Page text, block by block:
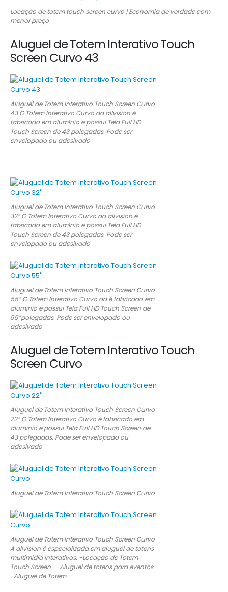
Locação de totem touch screen curvo | Economia de verdade com
menor preço
Aluguel de Totem Interativo Touch
Screen Curvo 43
Aluguel de Totem Interativo Touch Screen Curvo
43 O Totem Interativo Curvo da allvision é
fabricado em alumínio e possui Tela Full HD
Touch Screen de 43 polegadas. Pode ser
envelopado ou adesivado
Aluguel de Totem Interativo Touch Screen Curvo
32” O Totem Interativo Curvo da allvision é
fabricado em alumínio e possui Tela Full HD
Touch Screen de 43 polegadas. Pode ser
envelopado ou adesivado
Aluguel de Totem Interativo Touch Screen Curvo
55” O Totem Interativo Curvo da é fabricado em
alumínio e possui Tela Full HD Touch Screen de
55”polegadas. Pode ser envelopado ou
adesivado
Aluguel de Totem Interativo Touch
Screen Curvo
Aluguel de Totem Interativo Touch Screen Curvo
22” O Totem Interativo Curvo é fabricado em
alumínio e possui Tela Full HD Touch Screen de
43 polegadas. Pode ser envelopado ou
adesivado
Aluguel de Totem Interativo Touch Screen Curvo
Aluguel de Totem Interativo Touch Screen Curvo
A allvision é especializada em aluguel de totens
multimídia interativos. -Locação de Totem
Touch Screen- -Aluguel de totens para eventos-
-Aluguel de Totem